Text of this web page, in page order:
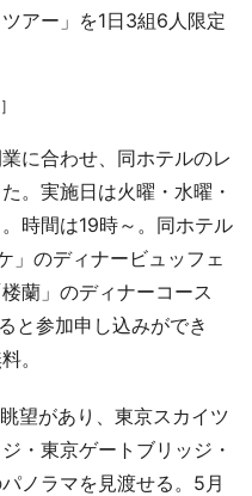
アー」を1日3組6人限定
に合わせ、同ホテルのレ
。実施日は火曜・水曜・
時間は19時～。同ホテル
」のディナービュッフェ
蘭」のディナーコース
と参加申し込みができ
。
望があり、東京スカイツ
・東京ゲートブリッジ・
ノラマを見渡せる。5月